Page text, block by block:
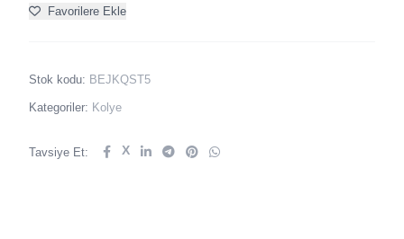
Favorilere Ekle
Stok kodu: BEJKQST5
Kategoriler: Kolye
Tavsiye Et: X